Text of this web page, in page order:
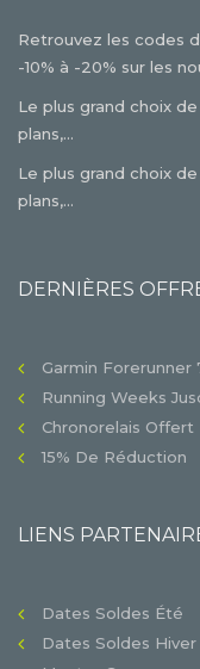
Retrouvez les codes
-10% à -20% sur les
Le plus grand choix
plans,...
Le plus grand choix
plans,...
DERNIÈRES
Garmin Forerunner
Running Weeks
Chronorelais Offert
15% De Réduction
LIENS
Dates Soldes Été
Dates Soldes Hiver